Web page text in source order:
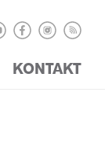
KONTAKT